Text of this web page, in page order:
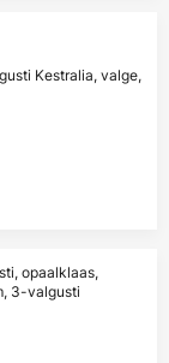
Kestralia, valge,
opaalklaas,
3-valgusti